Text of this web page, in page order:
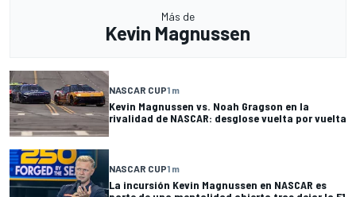
Más de
Kevin Magnussen
NASCAR CUP1 m
Kevin Magnussen vs. Noah Gragson en la
rivalidad de NASCAR: desglose vuelta por vuelta
NASCAR CUP1 m
La incursión Kevin Magnussen en NASCAR es